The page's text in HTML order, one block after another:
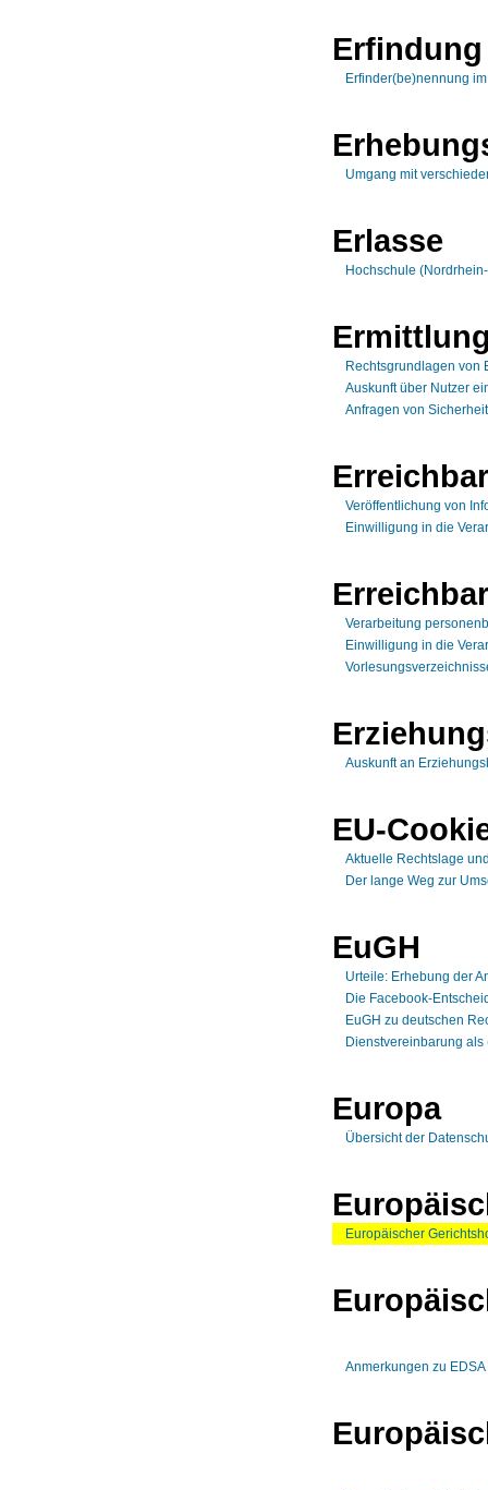
Erfindung
Erfinder(be)nennung
Umgang mit
Erlasse
Hochschule
Rechtsgrundlagen von
Auskunft über Nutzer
Anfragen von
Veröffentlichung von
Einwilligung in die
Verarbeitung
Einwilligung in die
Auskunft an
EU-
Aktuelle Rechtslage
Der lange Weg zur
EuGH
Urteile: Erhebung der
Die Facebook-
EuGH zu deutschen
Dienstvereinbarung
Europa
Übersicht der
Europäischer
Anmerkungen zu